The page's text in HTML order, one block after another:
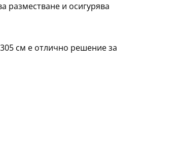
разместване и осигурява
см е отлично решение за